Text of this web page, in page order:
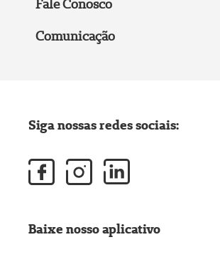
Fale Conosco
Comunicação
Siga nossas redes sociais:
Baixe nosso aplicativo